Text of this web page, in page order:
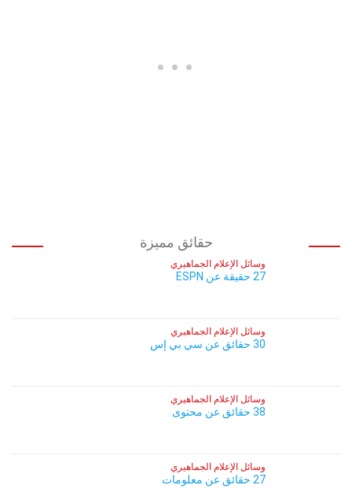
حقائق مميزة
وسائل الإعلام الجماهيري
27 حقيقة عن ESPN
وسائل الإعلام الجماهيري
30 حقائق عن سي بي إس
وسائل الإعلام الجماهيري
38 حقائق عن محتوى
وسائل الإعلام الجماهيري
27 حقائق عن معلومات